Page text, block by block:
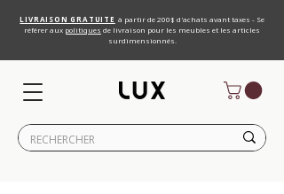
LIVRAISON GRATUITE à partir de 200$ d'achats avant taxes - Se
référer aux politiques de livraison pour les meubles et les articles
surdimensionnés.